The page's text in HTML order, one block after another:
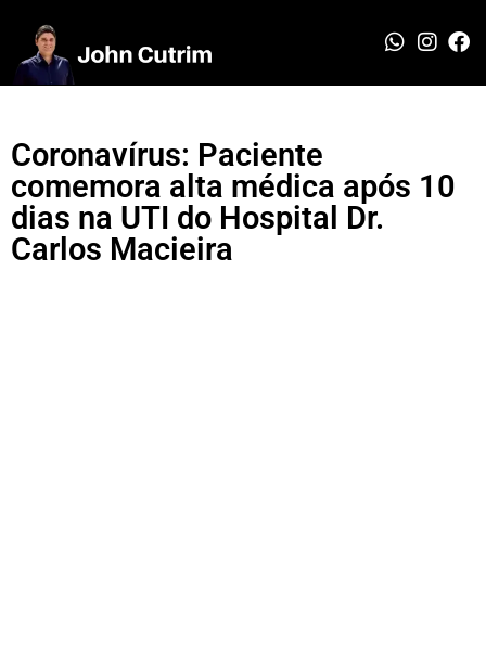
Coronavírus: Paciente
comemora alta médica após 10
dias na UTI do Hospital Dr.
Carlos Macieira